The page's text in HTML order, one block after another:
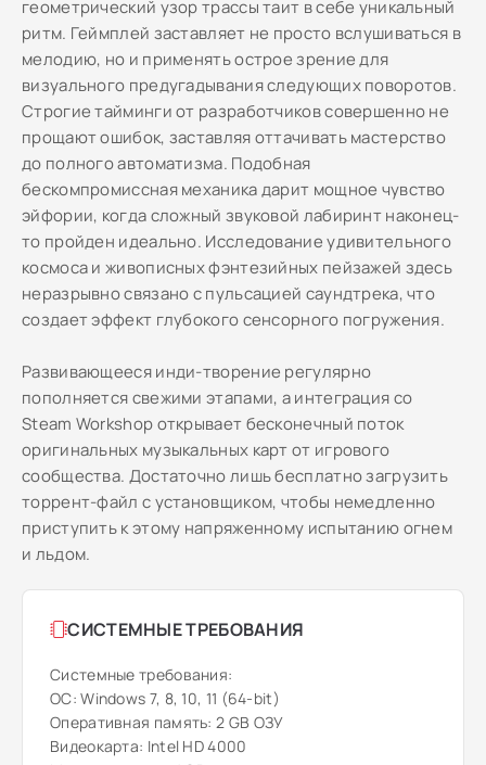
геометрический узор трассы таит в себе уникальный
ритм. Геймплей заставляет не просто вслушиваться в
мелодию, но и применять острое зрение для
визуального предугадывания следующих поворотов.
Строгие тайминги от разработчиков совершенно не
прощают ошибок, заставляя оттачивать мастерство
до полного автоматизма. Подобная
бескомпромиссная механика дарит мощное чувство
эйфории, когда сложный звуковой лабиринт наконец-
то пройден идеально. Исследование удивительного
космоса и живописных фэнтезийных пейзажей здесь
неразрывно связано с пульсацией саундтрека, что
создает эффект глубокого сенсорного погружения.
Развивающееся инди-творение регулярно
пополняется свежими этапами, а интеграция со
Steam Workshop открывает бесконечный поток
оригинальных музыкальных карт от игрового
сообщества. Достаточно лишь бесплатно загрузить
торрент-файл с установщиком, чтобы немедленно
приступить к этому напряженному испытанию огнем
и льдом.
СИСТЕМНЫЕ ТРЕБОВАНИЯ
Системные требования:
ОС: Windows 7, 8, 10, 11 (64-bit)
Оперативная память: 2 GB ОЗУ
Видеокарта: Intel HD 4000